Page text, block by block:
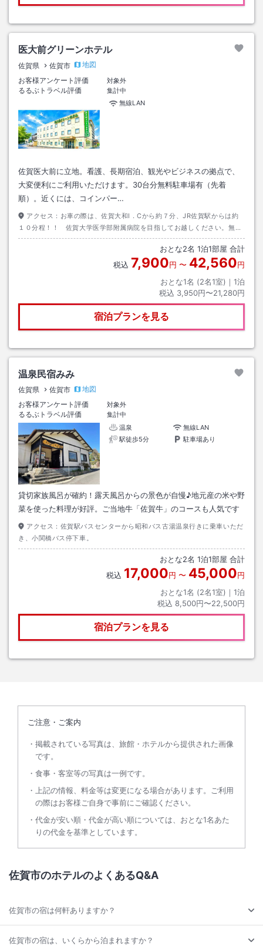
医大前グリーンホテル
佐賀県 佐賀市
地図
お客様アンケート評価
対象外
るるぶトラベル評価
集計中
無線LAN
佐賀医大前に立地。看護、長期宿泊、観光やビジネスの拠点で、
大変便利にご利用いただけます。30台分無料駐車場有（先着
順）。近くには、コインパー…
アクセス： お車の際は、佐賀大和I．Cから約７分、JR佐賀駅からは約
１０分程！！ 佐賀大学医学部附属病院を目指してお越しください。無料
駐車場（２８台分）は、先着順。周辺にはコインパーキング等の有料駐車
おとな2名 1泊1部屋 合計
税込 7,900円 〜 42,560円
おとな1名 (2名1室)｜ 1泊
税込 3,950円〜21,280円
宿泊プランを見る
温泉民宿みみ
佐賀県 佐賀市
地図
お客様アンケート評価
対象外
るるぶトラベル評価
集計中
温泉
無線LAN
駅徒歩5分
駐車場あり
貸切家族風呂が確約！露天風呂からの景色が自慢♪地元産の米や野
菜を使った料理が好評。ご当地牛「佐賀牛」のコースも人気です
アクセス： 佐賀駅バスセンターから昭和バス古湯温泉行きに乗車いただ
き、小関橋バス停下車。
おとな2名 1泊1部屋 合計
税込 17,000円 〜 45,000円
おとな1名 (2名1室)｜ 1泊
税込 8,500円〜22,500円
宿泊プランを見る
ご注意・ご案内
掲載されている写真は、旅館・ホテルから提供された画像
です。
食事・客室等の写真は一例です。
上記の情報、料金等は変更になる場合があります。ご利用
の際はお客様ご自身で事前にご確認ください。
代金が安い順・代金が高い順については、おとな1名あた
りの代金を基準としています。
佐賀市のホテルのよくあるQ&A
佐賀市の宿は何軒ありますか？
佐賀市の宿は、いくらから泊まれますか？